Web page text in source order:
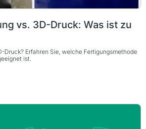
vs. 3D-Druck: Was ist zu
Druck? Erfahren Sie, welche Fertigungsmethode
ist.